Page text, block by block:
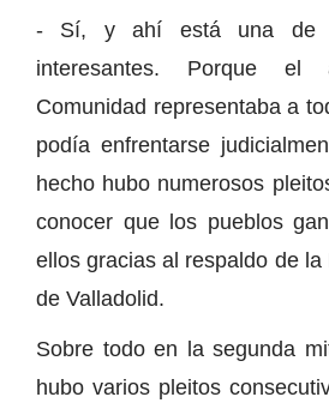
- Sí, y ahí está una de
interesantes. Porque
Comunidad representaba a
podía enfrentarse
hecho hubo numerosos
conocer que los pueblos
ellos gracias al respaldo de
de Valladolid.
Sobre todo en la segunda
hubo varios pleitos